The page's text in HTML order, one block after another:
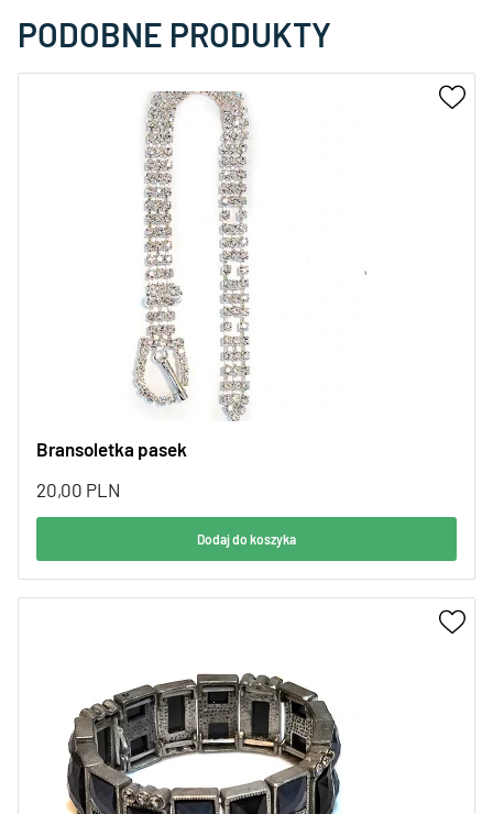
PODOBNE PRODUKTY
Bransoletka pasek
20,00 PLN
Dodaj do koszyka